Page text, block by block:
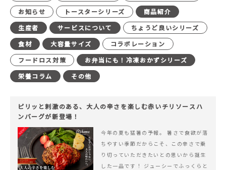
お知らせ
トースターシリーズ
商品紹介
生産者
サービスについて
ちょうど良いシリーズ
食材
大容量サイズ
コラボレーション
フードロス対策
お弁当にも！冷凍おかずシリーズ
栄養コラム
その他
ピリッと刺激のある、大人の辛さを楽しむ赤いチリソースハ
ンバーグが新登場！
今年の夏も猛暑の予報。 暑さで食欲が落
ちやすい季節だからこそ、この辛さで乗
り切っていただきたいとの思いから誕生
した一品です！ ジューシーでふっくらと